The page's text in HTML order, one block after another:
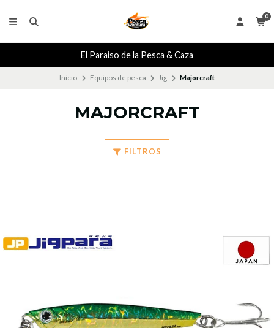
0
El Paraiso de la Pesca & Caza
Inicio Equipos de pesca Jig Majorcraft
MAJORCRAFT
FILTROS